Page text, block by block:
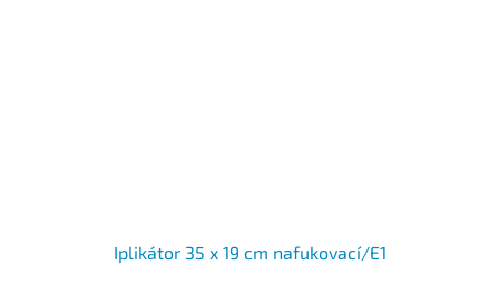
Iplikátor 35 x 19 cm nafukovací/E1